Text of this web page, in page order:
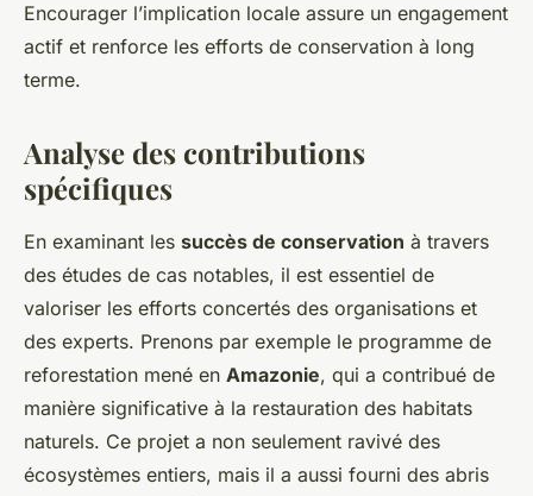
Encourager l’implication locale assure un engagement
actif et renforce les efforts de conservation à long
terme.
Analyse des contributions
spécifiques
En examinant les succès de conservation à travers
des études de cas notables, il est essentiel de
valoriser les efforts concertés des organisations et
des experts. Prenons par exemple le programme de
reforestation mené en Amazonie, qui a contribué de
manière significative à la restauration des habitats
naturels. Ce projet a non seulement ravivé des
écosystèmes entiers, mais il a aussi fourni des abris